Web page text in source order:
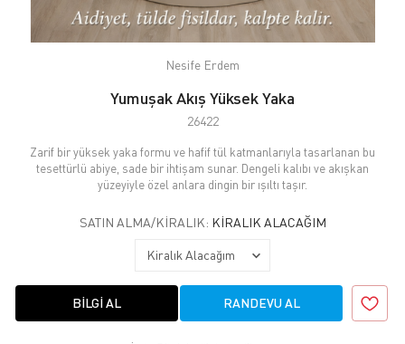
Nesife Erdem
Yumuşak Akış Yüksek Yaka
26422
Zarif bir yüksek yaka formu ve hafif tül katmanlarıyla tasarlanan bu
tesettürlü abiye, sade bir ihtişam sunar. Dengeli kalıbı ve akışkan
yüzeyiyle özel anlara dingin bir ışıltı taşır.
SATIN ALMA/KIRALIK: KIRALIK ALACAĞIM
BILGI AL RANDEVU AL